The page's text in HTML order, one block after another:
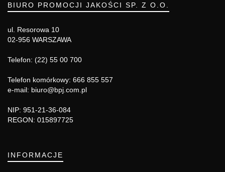
BIURO PROMOCJI JAKOŚCI SP. Z O.O.
ul. Resorowa 10
02-956 WARSZAWA
Telefon: (22) 55 00 700
Telefon komórkowy: 666 855 557
e-mail: biuro@bpj.com.pl
NIP: 951-21-36-084
REGON: 015897725
INFORMACJE